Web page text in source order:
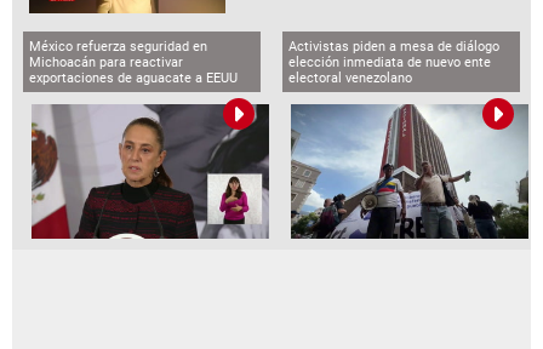
México refuerza seguridad en
Michoacán para reactivar
exportaciones de aguacate a EEUU
Activistas piden a mesa de diálogo
elección inmediata de nuevo ente
electoral venezolano